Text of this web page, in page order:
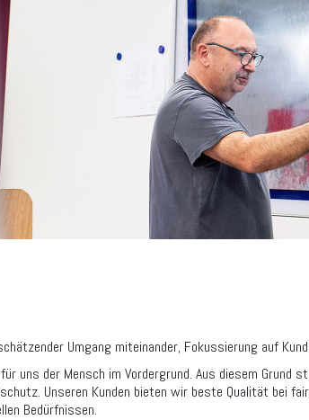
Umgang miteinander, Fokussierung auf
uns der Mensch im Vordergrund. Aus diesem Grund
Unseren Kunden bieten wir beste Qualität bei
Bedürfnissen.